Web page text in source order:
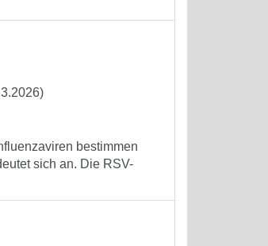
bestimmen
sich an. Die RSV-